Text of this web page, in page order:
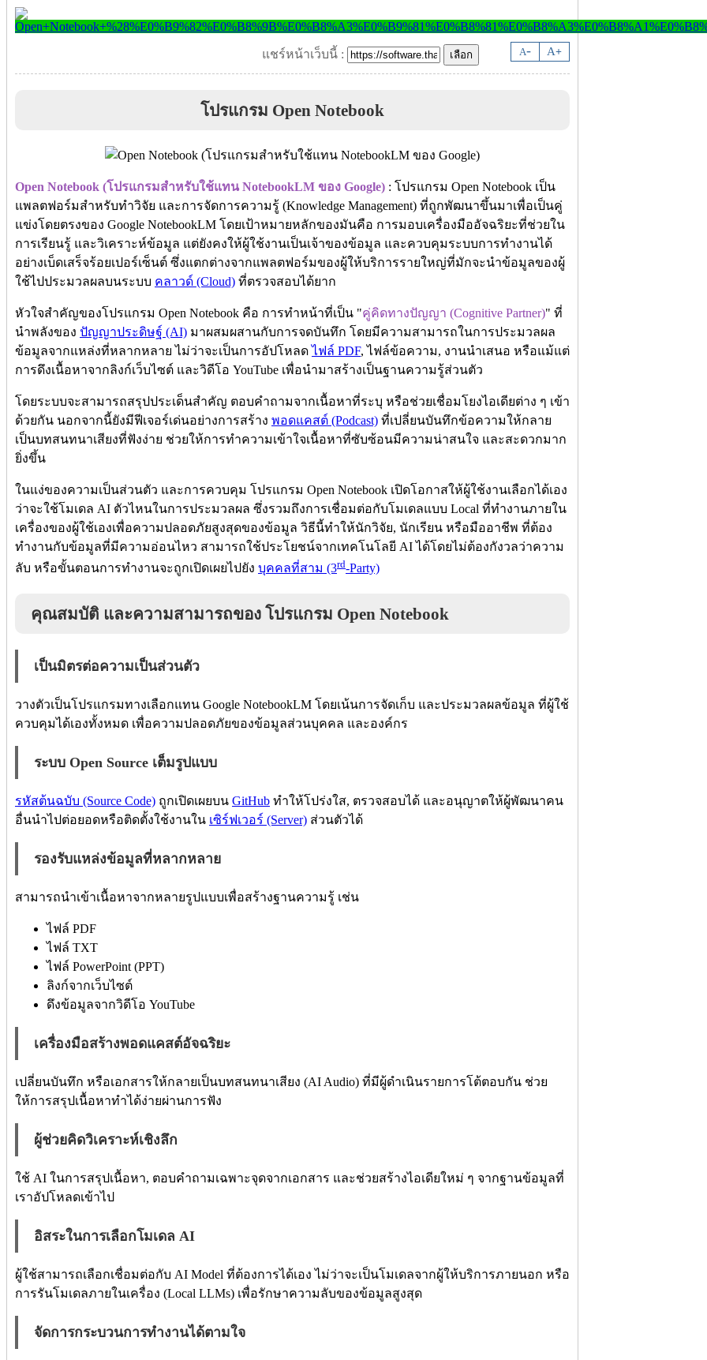
A- A+
แชร์หน้าเว็บนี้ :
โปรแกรม Open Notebook
Open Notebook (โปรแกรมสำหรับใช้แทน NotebookLM ของ Google) : โปรแกรม Open Notebook เป็น
แพลตฟอร์มสำหรับทำวิจัย และการจัดการความรู้ (Knowledge Management) ที่ถูกพัฒนาขึ้นมาเพื่อเป็นคู่
แข่งโดยตรงของ Google NotebookLM โดยเป้าหมายหลักของมันคือ การมอบเครื่องมืออัจฉริยะที่ช่วยใน
การเรียนรู้ และวิเคราะห์ข้อมูล แต่ยังคงให้ผู้ใช้งานเป็นเจ้าของข้อมูล และควบคุมระบบการทำงานได้
อย่างเบ็ดเสร็จร้อยเปอร์เซ็นต์ ซึ่งแตกต่างจากแพลตฟอร์มของผู้ให้บริการรายใหญ่ที่มักจะนำข้อมูลของผู้
ใช้ไปประมวลผลบนระบบ คลาวด์ (Cloud) ที่ตรวจสอบได้ยาก
หัวใจสำคัญของโปรแกรม Open Notebook คือ การทำหน้าที่เป็น "คู่คิดทางปัญญา (Cognitive Partner)" ที่
นำพลังของ ปัญญาประดิษฐ์ (AI) มาผสมผสานกับการจดบันทึก โดยมีความสามารถในการประมวลผล
ข้อมูลจากแหล่งที่หลากหลาย ไม่ว่าจะเป็นการอัปโหลดไฟล์ PDF, ไฟล์ข้อความ, งานนำเสนอ หรือแม้แต่
การดึงเนื้อหาจากลิงก์เว็บไซต์ และวิดีโอ YouTube เพื่อนำมาสร้างเป็นฐานความรู้ส่วนตัว
โดยระบบจะสามารถสรุปประเด็นสำคัญ ตอบคำถามจากเนื้อหาที่ระบุ หรือช่วยเชื่อมโยงไอเดียต่าง ๆ เข้า
ด้วยกัน นอกจากนี้ยังมีฟีเจอร์เด่นอย่างการสร้าง พอดแคสต์ (Podcast) ที่เปลี่ยนบันทึกข้อความให้กลาย
เป็นบทสนทนาเสียงที่ฟังง่าย ช่วยให้การทำความเข้าใจเนื้อหาที่ซับซ้อนมีความน่าสนใจ และสะดวกมาก
ยิ่งขึ้น
ในแง่ของความเป็นส่วนตัว และการควบคุม โปรแกรม Open Notebook เปิดโอกาสให้ผู้ใช้งานเลือกได้เอง
ว่าจะใช้โมเดล AI ตัวไหนในการประมวลผล ซึ่งรวมถึงการเชื่อมต่อกับโมเดลแบบ Local ที่ทำงานภายใน
เครื่องของผู้ใช้เองเพื่อความปลอดภัยสูงสุดของข้อมูล วิธีนี้ทำให้นักวิจัย, นักเรียน หรือมืออาชีพ ที่ต้อง
ทำงานกับข้อมูลที่มีความอ่อนไหว สามารถใช้ประโยชน์จากเทคโนโลยี AI ได้โดยไม่ต้องกังวลว่าความ
ลับ หรือขั้นตอนการทำงานจะถูกเปิดเผยไปยัง บุคคลที่สาม (3rd-Party)
คุณสมบัติ และความสามารถของ โปรแกรม Open Notebook
เป็นมิตรต่อความเป็นส่วนตัว
วางตัวเป็นโปรแกรมทางเลือกแทน Google NotebookLM โดยเน้นการจัดเก็บ และประมวลผลข้อมูล ที่ผู้ใช้
ควบคุมได้เองทั้งหมด เพื่อความปลอดภัยของข้อมูลส่วนบุคคล และองค์กร
ระบบ Open Source เต็มรูปแบบ
รหัสต้นฉบับ (Source Code) ถูกเปิดเผยบน GitHub ทำให้โปร่งใส, ตรวจสอบได้ และอนุญาตให้ผู้พัฒนาคน
อื่นนำไปต่อยอดหรือติดตั้งใช้งานใน เซิร์ฟเวอร์ (Server) ส่วนตัวได้
รองรับแหล่งข้อมูลที่หลากหลาย
สามารถนำเข้าเนื้อหาจากหลายรูปแบบเพื่อสร้างฐานความรู้ เช่น
ไฟล์ PDF
ไฟล์ TXT
ไฟล์ PowerPoint (PPT)
ลิงก์จากเว็บไซต์
ดึงข้อมูลจากวิดีโอ YouTube
เครื่องมือสร้างพอดแคสต์อัจฉริยะ
เปลี่ยนบันทึก หรือเอกสารให้กลายเป็นบทสนทนาเสียง (AI Audio) ที่มีผู้ดำเนินรายการโต้ตอบกัน ช่วย
ให้การสรุปเนื้อหาทำได้ง่ายผ่านการฟัง
ผู้ช่วยคิดวิเคราะห์เชิงลึก
ใช้ AI ในการสรุปเนื้อหา, ตอบคำถามเฉพาะจุดจากเอกสาร และช่วยสร้างไอเดียใหม่ ๆ จากฐานข้อมูลที่
เราอัปโหลดเข้าไป
อิสระในการเลือกโมเดล AI
ผู้ใช้สามารถเลือกเชื่อมต่อกับ AI Model ที่ต้องการได้เอง ไม่ว่าจะเป็นโมเดลจากผู้ให้บริการภายนอก หรือ
การรันโมเดลภายในเครื่อง (Local LLMs) เพื่อรักษาความลับของข้อมูลสูงสุด
จัดการกระบวนการทำงานได้ตามใจ